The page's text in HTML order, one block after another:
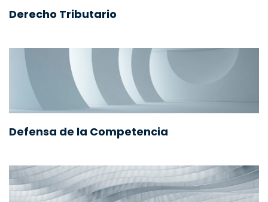
Derecho Tributario
Defensa de la Competencia